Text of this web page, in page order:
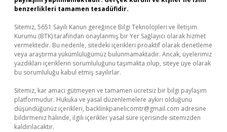
benzerlikleri tamamen tesadüfidir.
Sitemiz, 5651 Sayılı Kanun gereğince Bilgi Teknolojileri ve İletişim
Kurumu (BTK) tarafından onaylanmış bir Yer Sağlayıcı olarak hizmet
vermektedir. Bu nedenle, sitedeki içerikleri proaktif olarak denetleme
veya araştırma yükümlülüğümüz bulunmamaktadır. Ancak, üyelerimiz
yazdıkları içeriklerin sorumluluğunu taşımakta olup, siteye üye olarak
bu sorumluluğu kabul etmiş sayılırlar.
Sitemiz, kar amacı gütmeyen ve tamamen ücretsiz bir bilgi paylaşım
platformudur. Hukuka ve yasal düzenlemelere aykırı olduğunu
düşündüğünüz içerikleri, backlinkpanelicomtr@gmail.com adresine
bildirmeniz halinde, ilgili içerikler yasal süre içerisinde sitemizden
kaldırılacaktır.